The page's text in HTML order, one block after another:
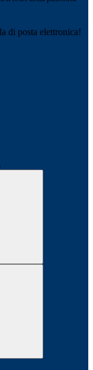
di posta elettronica!